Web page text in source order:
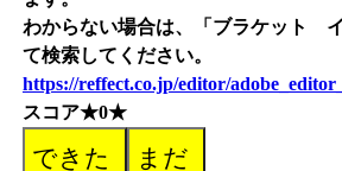
わからない場合は、「ブラケット
て検索してください。
https://reffect.co.jp/editor/
スコア★0★